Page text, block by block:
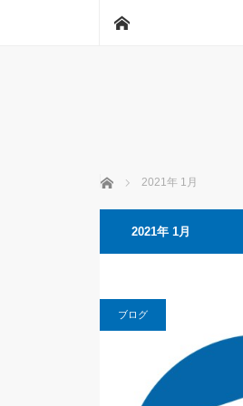
ホーム 2021年 1月
2021年 1月
ブログ